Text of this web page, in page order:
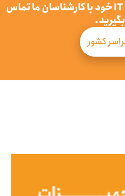
برای مشاوره پروژه‌های IT خود با کارشناسان ما تماس
بگیرید.